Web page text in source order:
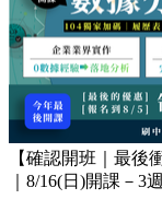
【確認開班｜最後
｜8/16(日)開課－3